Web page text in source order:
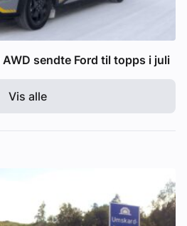
sendte Ford til topps i juli
Vis alle